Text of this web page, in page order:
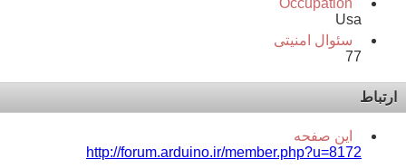
Usa
سئوال امنیتی
77
ارتباط
این صفحه
http://forum.arduino.ir/member.php?u=8172